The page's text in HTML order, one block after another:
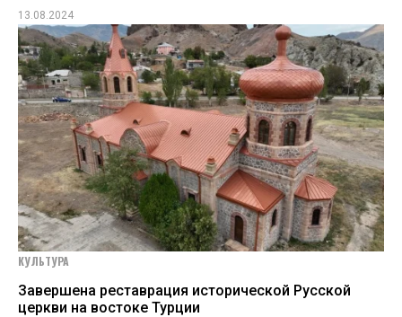
13.08.2024
КУЛЬТУРА
Завершена реставрация исторической Русской
церкви на востоке Турции